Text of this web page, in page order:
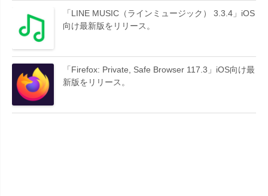
「LINE MUSIC（ラインミュージック） 3.3.4」iOS
向け最新版をリリース。
「Firefox: Private, Safe Browser 117.3」iOS向け最
新版をリリース。